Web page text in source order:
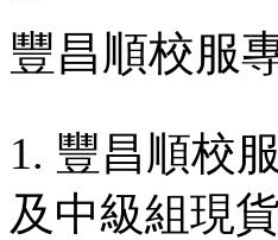
豐昌順校服
1. 豐昌順校
及中級組現